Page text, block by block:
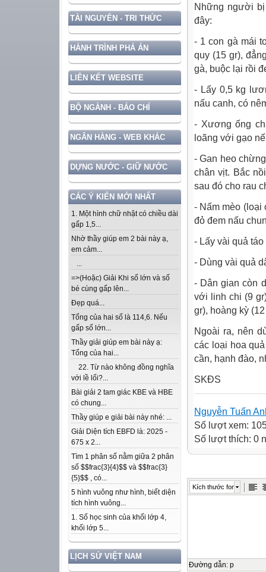
TÀI NGUYÊN - TRI THỨC
HÀNH TRÌNH PHÁ ÁN
LIÊN KẾT WEBSITE
BỘ NGÀNH - BÁO CHÍ
NGÂN HÀNG - WEB KHÁC
DỰNG NƯỚC - GIỮ NƯỚC
CÁC Ý KIẾN MỚI NHẤT
1. Một hình chữ nhật có chiều dài
gấp 1,5...
Nhờ thầy giúp em 2 bài này ạ,
em cảm...
...
=>(Hoặc) Giải Khi số lớn và số
bé cùng gấp lên...
Đẹp quá...
Tổng của hai số là 114,6. Nếu
gấp số lớn...
Thầy giải giúp em bài này ạ:
Tổng của hai...
22. Từ nào không đồng nghĩa
với lề lối?...
Bài giải 2 tam giác KBE và HBE
có chung...
Thầy giúp e giải bài này nhé: ...
Giải Diện tích EBFD là: 2025 -
675 x 2...
Tìm 1 phân số nằm giữa 2 phân
số $$frac{3}{4}$$ và $$frac{3}
{5}$$ , có...
5 hình vuông như hình, biết diện
tích hình vuông...
1. Số học sinh của khối lớp 4,
khối lớp 5...
LỊCH SỬ VIỆT NAM
Những người
đây:
- 1 con gà mái
quy (15 gr),
gà, buộc lại rồi
- Lấy 0,5 kg
nấu canh, có
- Xương ống
loãng với gạo
- Gan heo
chân vịt. Bắc
sau đó cho rau
- Nấm mèo (loại
đỏ đem nấu
- Lấy vài quả
- Dùng vài quả
- Dân gian còn
với linh chi (9
gr), hoàng kỳ
Ngoài ra, nên
các loại hoa
cần, hạnh đào,
SKĐS
Nguyễn Tuấn
Số lượt xem:
Số lượt thích: 0
Kích thước font
Đường dẫn: p